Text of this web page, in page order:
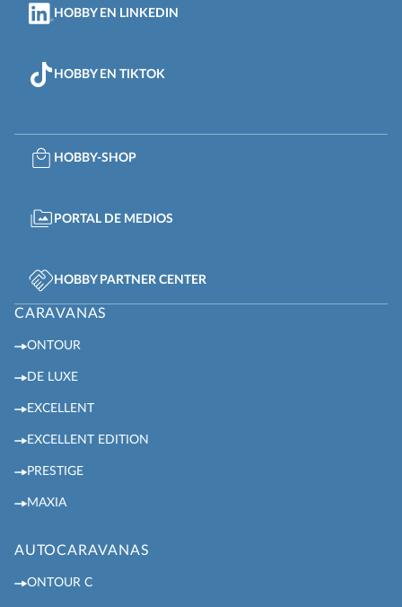
HOBBY EN LINKEDIN
HOBBY EN TIKTOK
HOBBY-SHOP
PORTAL DE MEDIOS
HOBBY PARTNER CENTER
CARAVANAS
ONTOUR
DE LUXE
EXCELLENT
EXCELLENT EDITION
PRESTIGE
MAXIA
AUTOCARAVANAS
ONTOUR C